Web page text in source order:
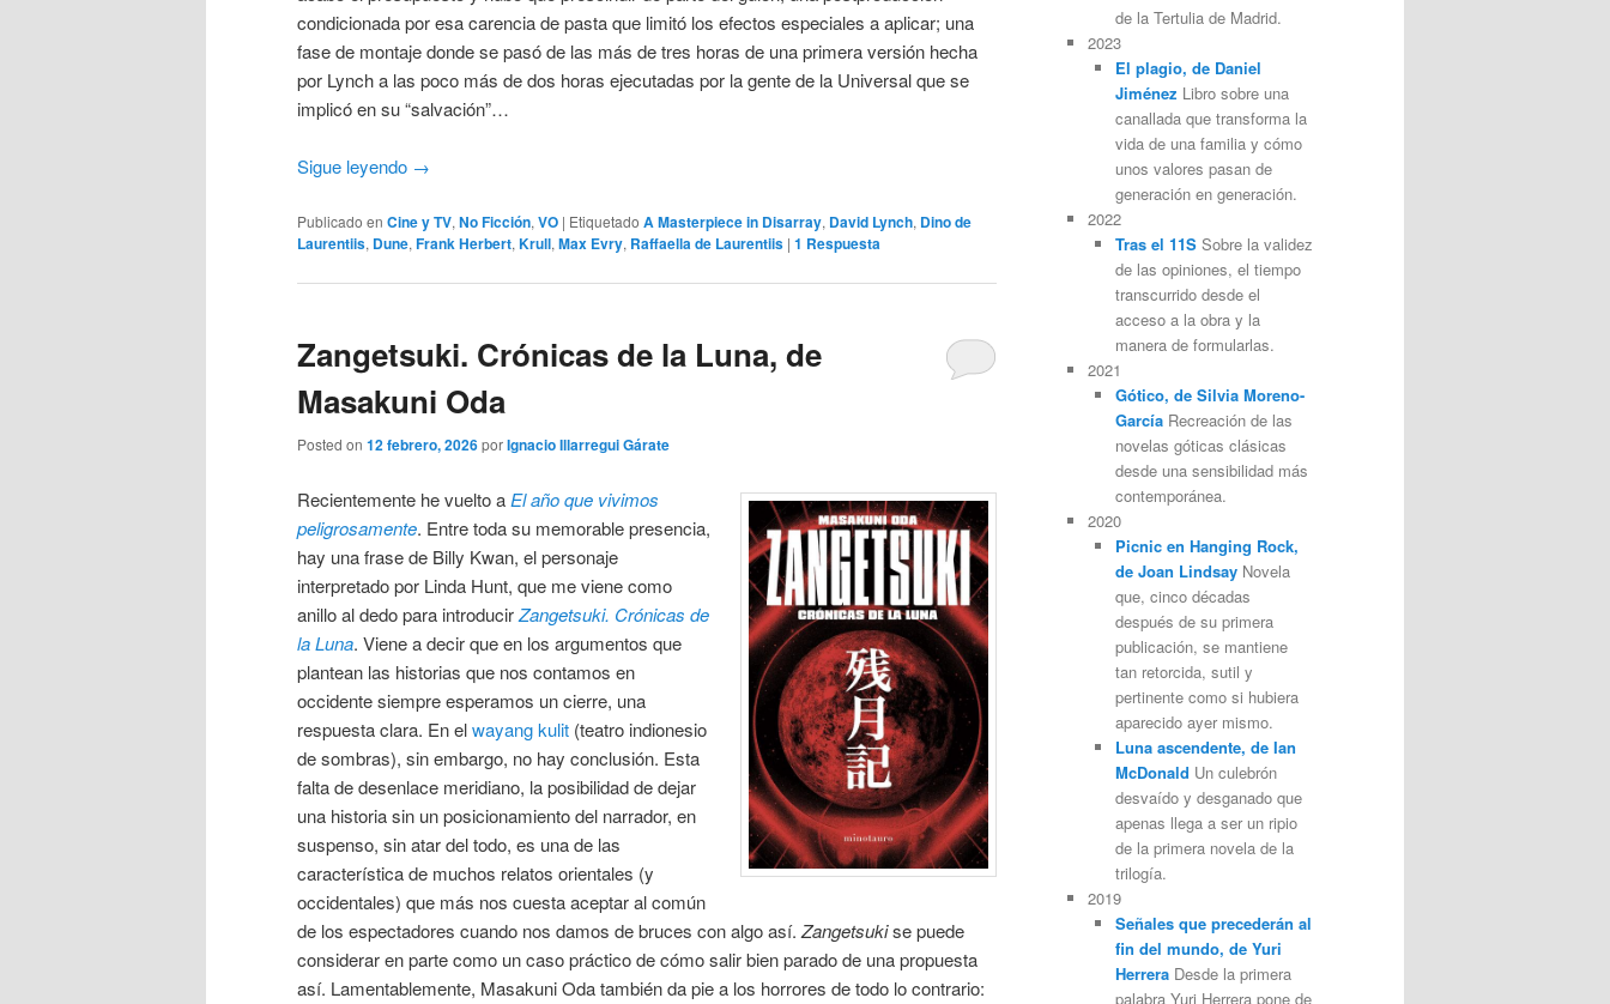
condicionada por esa carencia de pasta que limitó los efectos especiales a aplicar; una
fase de montaje donde se pasó de las más de tres horas de una primera versión hecha
por Lynch a las poco más de dos horas ejecutadas por la gente de la Universal que se
implicó en su “salvación”…
Sigue leyendo →
Publicado en Cine y TV, No Ficción, VO | Etiquetado A Masterpiece in Disarray, David Lynch, Dino de
Laurentiis, Dune, Frank Herbert, Krull, Max Evry, Raffaella de Laurentiis | 1 Respuesta
Zangetsuki. Crónicas de la Luna, de
Masakuni Oda
Posted on 12 febrero, 2026porIgnacio Illarregui Gárate
Recientemente he vuelto a El año que vivimos
peligrosamente. Entre toda su memorable presencia,
hay una frase de Billy Kwan, el personaje
interpretado por Linda Hunt, que me viene como
anillo al dedo para introducirZangetsuki. Crónicas de
la Luna. Viene a decir que en los argumentos que
plantean las historias que nos contamos en
occidente siempre esperamos un cierre, una
respuesta clara. En elwayang kulit (teatro indionesio
de sombras), sin embargo, no hay conclusión. Esta
falta de desenlace meridiano, la posibilidad de dejar
una historia sin un posicionamiento del narrador, en
suspenso, sin atar del todo, es una de las
característica de muchos relatos orientales (y
occidentales) que más nos cuesta aceptar al común
de los espectadores cuando nos damos de bruces con algo así. Zangetsukise puede
considerar en parte como un caso práctico de cómo salir bien parado de una propuesta
así. Lamentablemente, Masakuni Oda también da pie a los horrores de todo lo contrario:
de la Tertulia de Madrid.
2023
El plagio, de Daniel
Jiménez Libro sobre una
canallada que transforma la
vida de una familia y cómo
unos valores pasan de
generación en generación.
2022
Tras el 11SSobre la validez
de las opiniones, el tiempo
transcurrido desde el
acceso a la obra y la
manera de formularlas.
2021
Gótico, de Silvia Moreno-
GarcíaRecreación de las
novelas góticas clásicas
desde una sensibilidad más
contemporánea.
2020
Picnic en Hanging Rock,
de Joan LindsayNovela
que, cinco décadas
después de su primera
publicación, se mantiene
tan retorcida, sutil y
pertinente como si hubiera
aparecido ayer mismo.
Luna ascendente, de Ian
McDonald Un culebrón
desvaído y desganado que
apenas llega a ser un ripio
de la primera novela de la
trilogía.
2019
Señales que precederán al
fin del mundo, de Yuri
HerreraDesde la primera
palabra Yuri Herrera pone de